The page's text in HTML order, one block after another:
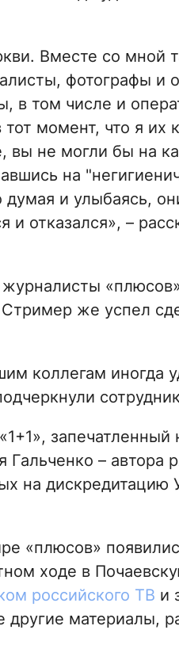
Вместе со мной
фотографы и
в том числе и
момент, что я их
вы не могли бы на
на
думая и улыбаясь,
и отказался», –
же успел
коллегам иногда
запечатленный
Гальченко – автора
на дискредитацию
«плюсов»
ходе в
российского ТВ и
материалы,